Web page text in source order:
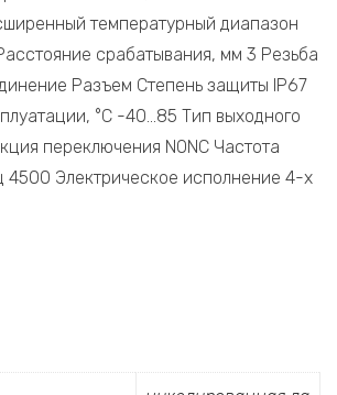
температурный диапазон
срабатывания, мм 3 Резьба
Разъем Степень защиты IP67
°C -40…85 Тип выходного
переключения NONC Частота
4500 Электрическое исполнение 4-х